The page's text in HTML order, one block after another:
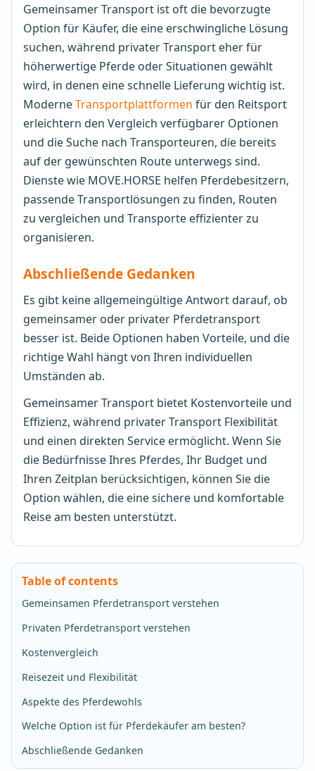
Gemeinsamer Transport ist oft die bevorzugte
Option für Käufer, die eine erschwingliche Lösung
suchen, während privater Transport eher für
höherwertige Pferde oder Situationen gewählt
wird, in denen eine schnelle Lieferung wichtig ist.
ModerneTransportplattformen für den Reitsport
erleichtern den Vergleich verfügbarer Optionen
und die Suche nach Transporteuren, die bereits
auf der gewünschten Route unterwegs sind.
Dienste wie MOVE.HORSE helfen Pferdebesitzern,
passende Transportlösungen zu finden, Routen
zu vergleichen und Transporte effizienter zu
organisieren.
Abschließende Gedanken
Es gibt keine allgemeingültige Antwort darauf, ob
gemeinsamer oder privater Pferdetransport
besser ist. Beide Optionen haben Vorteile, und die
richtige Wahl hängt von Ihren individuellen
Umständen ab.
Gemeinsamer Transport bietet Kostenvorteile und
Effizienz, während privater Transport Flexibilität
und einen direkten Service ermöglicht. Wenn Sie
die Bedürfnisse Ihres Pferdes, Ihr Budget und
Ihren Zeitplan berücksichtigen, können Sie die
Option wählen, die eine sichere und komfortable
Reise am besten unterstützt.
Table of contents
Gemeinsamen Pferdetransport verstehen
Privaten Pferdetransport verstehen
Kostenvergleich
Reisezeit und Flexibilität
Aspekte des Pferdewohls
Welche Option ist für Pferdekäufer am besten?
Abschließende Gedanken